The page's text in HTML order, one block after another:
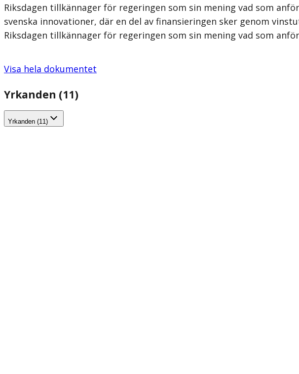
Riksdagen tillkännager för regeringen som sin mening vad som
svenska innovationer, där en del av finansieringen sker genom
Riksdagen tillkännager för regeringen som sin mening vad som
Visa hela dokumentet
Yrkanden (11)
Yrkanden (11)